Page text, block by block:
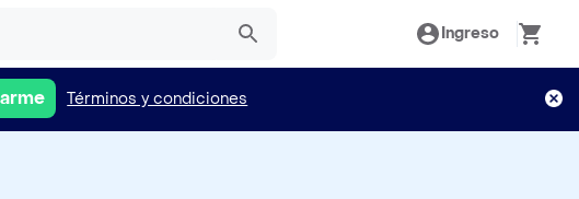
Ingreso
Términos y condiciones